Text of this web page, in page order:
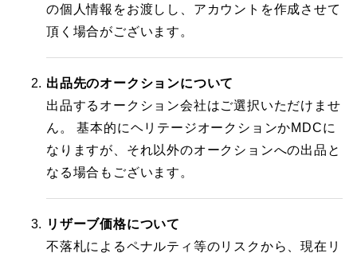
の個人情報をお渡しし、アカウントを作成させて
頂く場合がございます。
出品先のオークションについて
出品するオークション会社はご選択いただけませ
ん。 基本的にヘリテージオークションかMDCに
なりますが、それ以外のオークションへの出品と
なる場合もございます。
リザーブ価格について
不落札によるペナルティ等のリスクから、現在リ